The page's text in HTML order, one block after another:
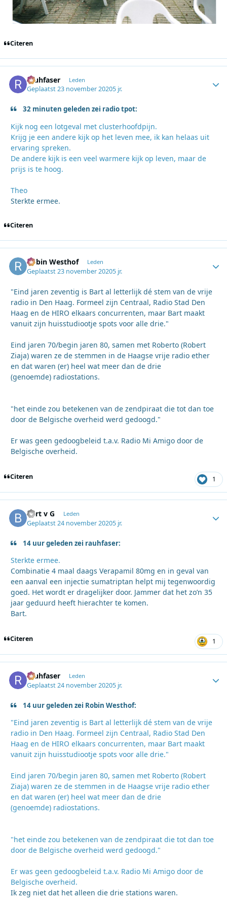
Citeren
rauhfaser Leden
Geplaatst23 november 20205 jr.
32 minuten geleden zei radio tpot:
Kijk nog een lotgeval met clusterhoofdpijn.
Krijg je een andere kijk op het leven mee, ik kan helaas uit
ervaring spreken.
De andere kijk is een veel warmere kijk op leven, maar de
prijs is te hoog.
Theo
Sterkte ermee.
Citeren
Robin Westhof Leden
Geplaatst23 november 20205 jr.
"Eind jaren zeventig is Bart al letterlijk dé stem van de vrije
radio in Den Haag. Formeel zijn Centraal, Radio Stad Den
Haag en de HIRO elkaars concurrenten, maar Bart maakt
vanuit zijn huisstudiootje spots voor alle drie."
Eind jaren 70/begin jaren 80, samen met Roberto (Robert
Ziaja) waren ze de stemmen in de Haagse vrije radio ether
en dat waren (er) heel wat meer dan de drie
(genoemde) radiostations.
"het einde zou betekenen van de zendpiraat die tot dan toe
door de Belgische overheid werd gedoogd."
Er was geen gedoogbeleid t.a.v. Radio Mi Amigo door de
Belgische overheid.
Citeren 1
Bart v G Leden
Geplaatst24 november 20205 jr.
14 uur geleden zei rauhfaser:
Sterkte ermee.
Combinatie 4 maal daags Verapamil 80mg en in geval van
een aanval een injectie sumatriptan helpt mij tegenwoordig
goed. Het wordt er dragelijker door. Jammer dat het zo’n 35
jaar geduurd heeft hierachter te komen.
Bart.
Citeren 1
rauhfaser Leden
Geplaatst24 november 20205 jr.
14 uur geleden zei Robin Westhof:
"Eind jaren zeventig is Bart al letterlijk dé stem van de vrije
radio in Den Haag. Formeel zijn Centraal, Radio Stad Den
Haag en de HIRO elkaars concurrenten, maar Bart maakt
vanuit zijn huisstudiootje spots voor alle drie."
Eind jaren 70/begin jaren 80, samen met Roberto (Robert
Ziaja) waren ze de stemmen in de Haagse vrije radio ether
en dat waren (er) heel wat meer dan de drie
(genoemde) radiostations.
"het einde zou betekenen van de zendpiraat die tot dan toe
door de Belgische overheid werd gedoogd."
Er was geen gedoogbeleid t.a.v. Radio Mi Amigo door de
Belgische overheid.
Ik zeg niet dat het alleen die drie stations waren.